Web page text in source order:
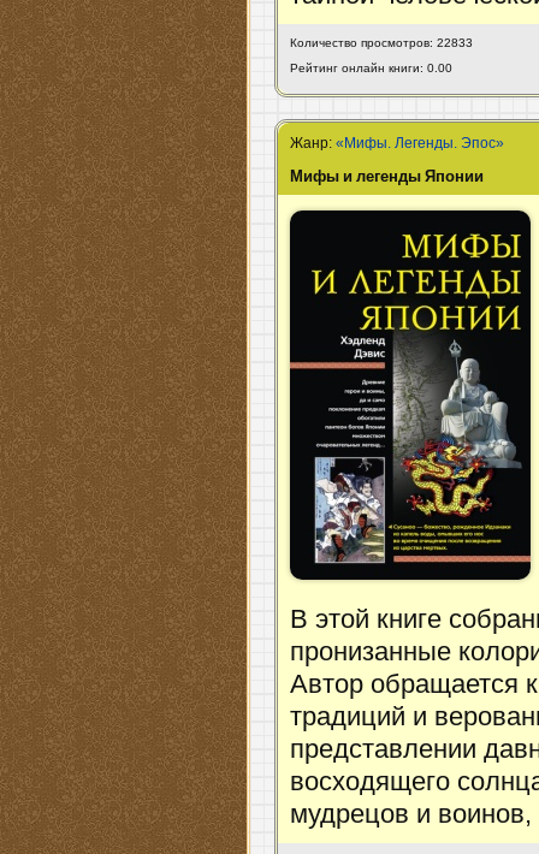
Количество просмотров: 22833
Рейтинг онлайн книги: 0.00
Жанр:«Мифы. Легенды. Эпос»
Мифы и легенды Японии
В этой книге
пронизанные
Автор обращается
традиций и
представлении
восходящего
мудрецов и